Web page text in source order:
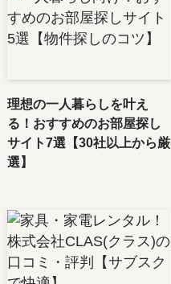
理想の一人暮らしを叶え
る！おすすめのお部屋探し
サイト7選【30社以上から厳
選】